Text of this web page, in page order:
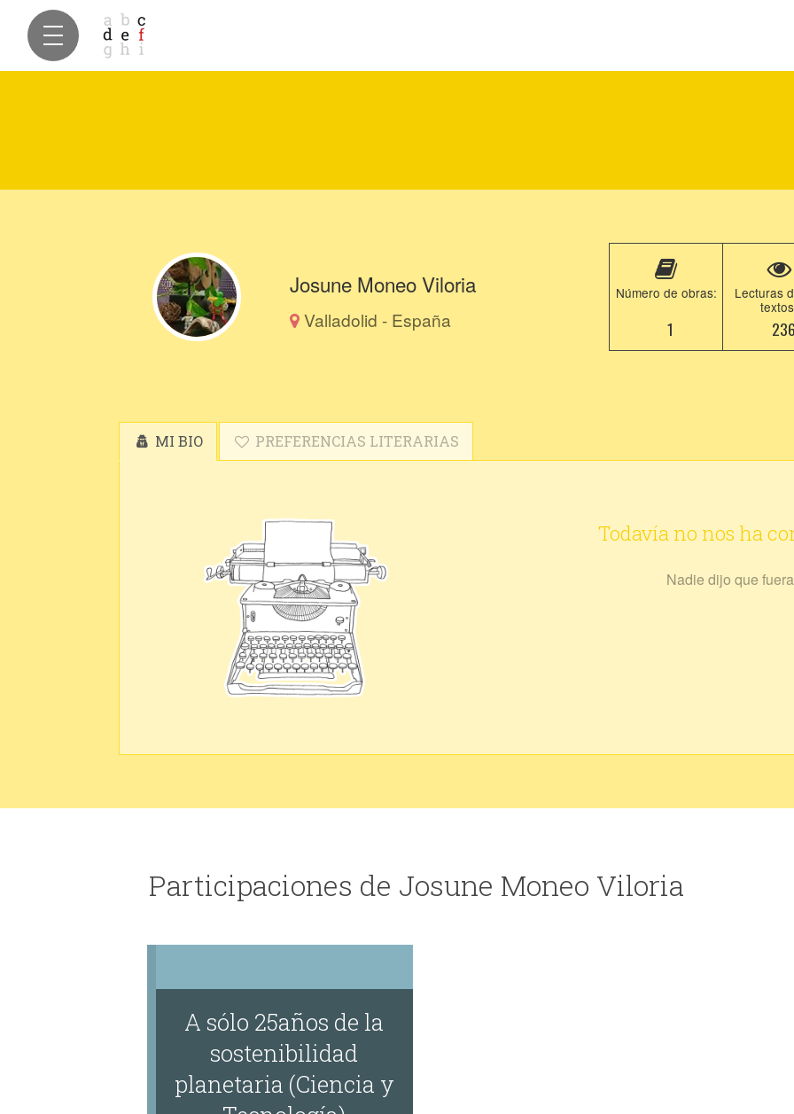
Josune Moneo Viloria
Valladolid - España
Número de obras:
1
Lecturas
236
MI BIO PREFERENCIAS LITERARIAS
Todavía no nos ha
Nadie dijo que
Participaciones de Josune Moneo Viloria
A sólo 25años de la
sostenibilidad
planetaria (Ciencia y